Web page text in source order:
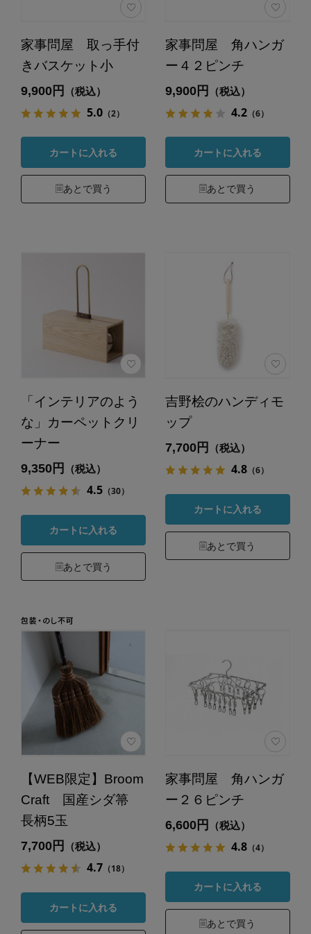
家事問屋 取っ手付
きバスケット小
9,900円 （税込）
5.0（2）
カートに入れる
あとで買う
家事問屋 角ハンガ
ー４２ピンチ
9,900円 （税込）
4.2（6）
カートに入れる
あとで買う
「インテリアのよう
な」カーペットクリ
ーナー
9,350円 （税込）
4.5（30）
カートに入れる
あとで買う
吉野桧のハンディモ
ップ
7,700円 （税込）
4.8（6）
カートに入れる
あとで買う
【WEB限定】Broom
Craft 国産シダ箒
長柄5玉
7,700円 （税込）
4.7（18）
カートに入れる
家事問屋 角ハンガ
ー２６ピンチ
6,600円 （税込）
4.8（4）
カートに入れる
あとで買う